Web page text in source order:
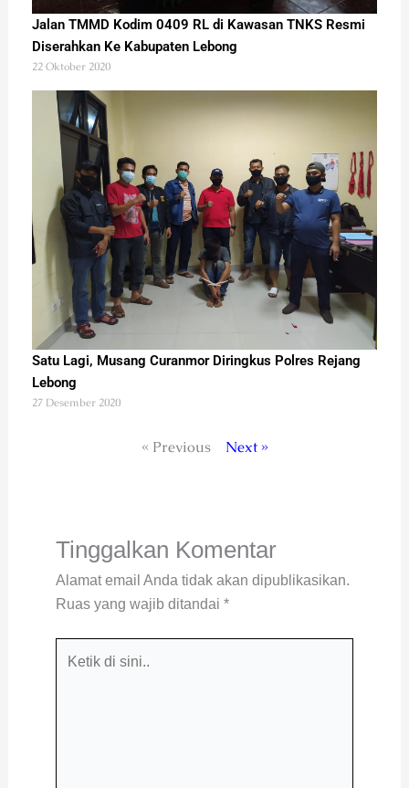
Jalan TMMD Kodim 0409 RL di Kawasan TNKS Resmi
Diserahkan Ke Kabupaten Lebong
22 Oktober 2020
Satu Lagi, Musang Curanmor Diringkus Polres Rejang
Lebong
27 Desember 2020
« Previous Next »
Tinggalkan Komentar
Alamat email Anda tidak akan dipublikasikan.
Ruas yang wajib ditandai *